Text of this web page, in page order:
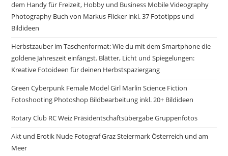
dem Handy für Freizeit, Hobby und Business Mobile Videography
Photography Buch von Markus Flicker inkl. 37 Fototipps und
Bildideen
Herbstzauber im Taschenformat: Wie du mit dem Smartphone die
goldene Jahreszeit einfängst. Blätter, Licht und Spiegelungen:
Kreative Fotoideen für deinen Herbstspaziergang
Green Cyberpunk Female Model Girl Marlin Science Fiction
Fotoshooting Photoshop Bildbearbeitung inkl. 20+ Bildideen
Rotary Club RC Weiz Präsidentschaftsübergabe Gruppenfotos
Akt und Erotik Nude Fotograf Graz Steiermark Österreich und am
Meer